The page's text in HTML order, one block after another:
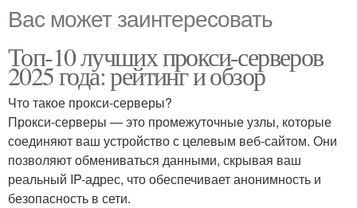
Вас может заинтересовать
Топ-10 лучших прокси-серверов
2025 года: рейтинг и обзор
Что такое прокси-серверы?
Прокси-серверы — это промежуточные узлы, которые
соединяют ваш устройство с целевым веб-сайтом. Они
позволяют обмениваться данными, скрывая ваш
реальный IP-адрес, что обеспечивает анонимность и
безопасность в сети.